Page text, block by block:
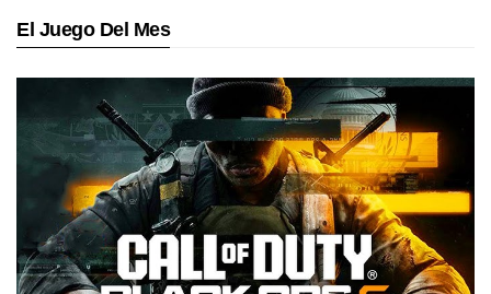
El Juego Del Mes